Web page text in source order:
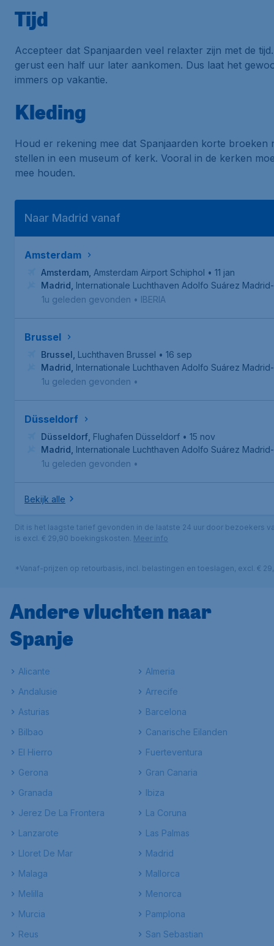
Tijd
Accepteer dat Spanjaarden veel relaxter zijn met de
gerust een half uur later aankomen. Dus laat het
immers op vakantie.
Kleding
Houd er rekening mee dat Spanjaarden korte broeken
stellen in een museum of kerk. Vooral in de kerken
mee houden.
Naar Madrid vanaf
Amsterdam
Amsterdam Amsterdam Airport Schiphol • 11 jan
Madrid Internationale Luchthaven Adolfo Suárez
1u geleden gevonden • IBERIA
Brussel
Brussel Luchthaven Brussel • 16 sep
Madrid Internationale Luchthaven Adolfo Suárez
1u geleden gevonden •
Düsseldorf
Düsseldorf Flughafen Düsseldorf • 15 nov
Madrid Internationale Luchthaven Adolfo Suárez
1u geleden gevonden •
Bekijk alle
Dit is het laagste tarief gevonden in de laatste 24 uur door bezoekers
is excl. € 29,90 boekingskosten. Meer info
*Vanaf-prijzen op retourbasis, incl. belastingen en toeslagen, excl. €
Andere vluchten naar
Spanje
Alicante
Almeria
Andalusie
Arrecife
Asturias
Barcelona
Bilbao
Canarische Eilanden
El Hierro
Fuerteventura
Gerona
Gran Canaria
Granada
Ibiza
Jerez De La Frontera
La Coruna
Lanzarote
Las Palmas
Lloret De Mar
Madrid
Malaga
Mallorca
Melilla
Menorca
Murcia
Pamplona
Reus
San Sebastian